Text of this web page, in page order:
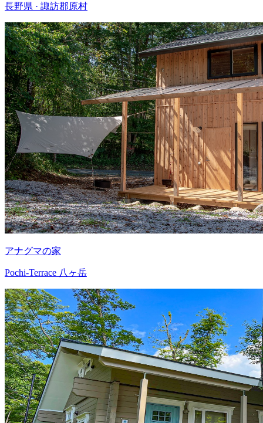
長野県 · 諏訪郡原村
アナグマの家
Pochi-Terrace 八ヶ岳